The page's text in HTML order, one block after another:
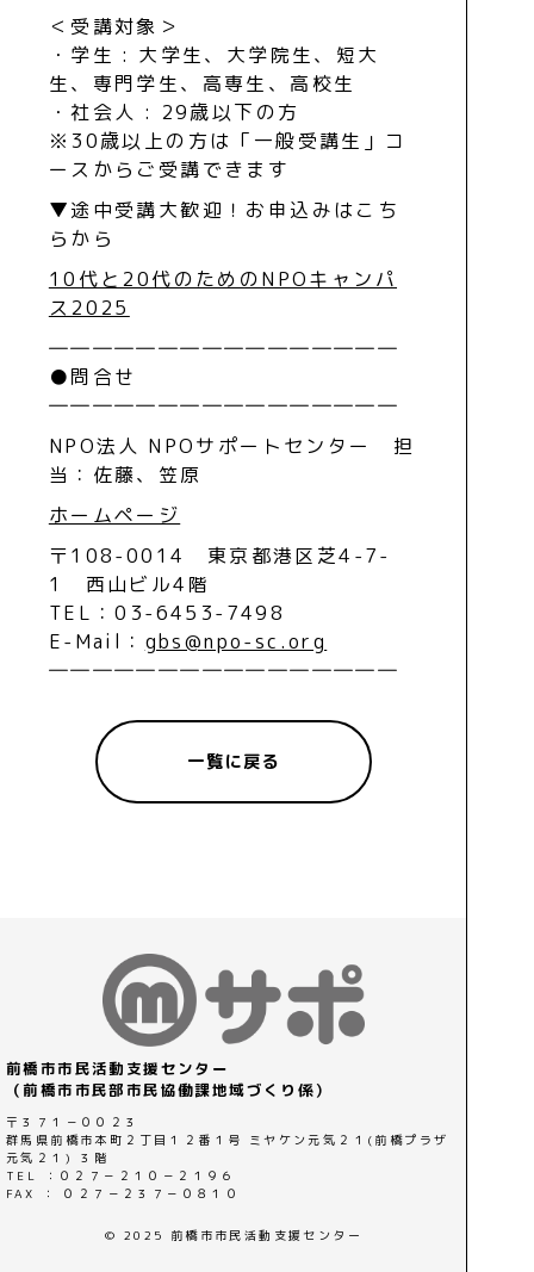
＜受講対象＞
・学生 : 大学生、大学院生、短大
生、専門学生、高専生、高校生
・社会人 : 29歳以下の方
※30歳以上の方は「一般受講生」コ
ースからご受講できます
▼途中受講大歓迎！お申込みはこち
らから
10代と20代のためのNPOキャンパ
ス2025
――――――――――――――――
●問合せ
――――――――――――――――
NPO法人 NPOサポートセンター 担
当：佐藤、笠原
ホームページ
〒108-0014 東京都港区芝4-7-
1 西山ビル4階
TEL：03-6453-7498
E-Mail： gbs@npo-sc.org
――――――――――――――――
一覧に戻る
前橋市市民活動支援センター
（前橋市市民部市民協働課地域づくり係）
〒３７１－００２３
群馬県前橋市本町２丁目１２番１号 ミヤケン元気２１(前橋プラザ
元気２１) ３階
TEL ：０２７－２１０－２１９６
FAX ： ０２７－２３７－０８１０
© 2025 前橋市市民活動支援センター